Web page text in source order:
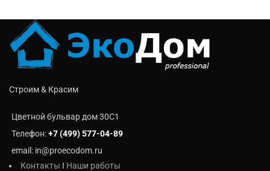
Строим & Красим
Цветной бульвар дом 30C1
Телефон:+7 (499) 577-04-89
email: in@proecodom.ru
Контакты I Наши работы